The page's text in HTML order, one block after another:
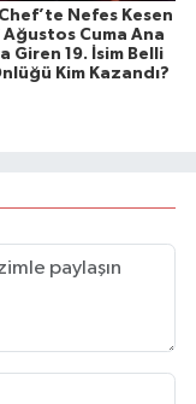
Nefes Kesen
Ağustos Cuma Ana
Giren 19. İsim Belli
Kim Kazandı?